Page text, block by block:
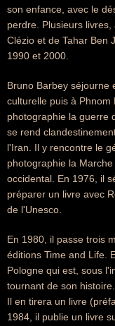
son enfance, avec le
perdre. Plusieurs
Clézio et de Tahar Ben
1990 et 2000.
Bruno Barbey séjourne
culturelle puis à
photographie la guerre
se rend
l'Iran. Il y rencontre le
photographie la
occidental. En 1976, il
préparer un livre avec
de l'Unesco.
En 1980, il passe trois
éditions Time and Life.
Pologne qui est, sous
tournant de son
Il en tirera un livre
1984, il publie un livre